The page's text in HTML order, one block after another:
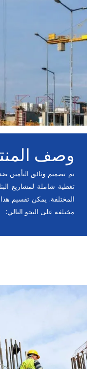
وصف
تغطية شاملة لمشاريع
المختلفة. يمكن تقسيم
مختلفة على النحو التالي: